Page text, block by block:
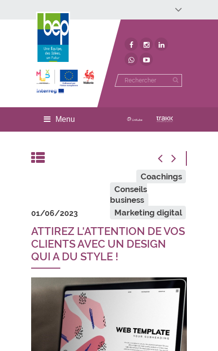
Développement économique
Développement territorial
Menu
01/06/2023
Coachings
Conseils
business
Marketing digital
ATTIREZ L'ATTENTION DE VOS
CLIENTS AVEC UN DESIGN
QUI A DU STYLE !